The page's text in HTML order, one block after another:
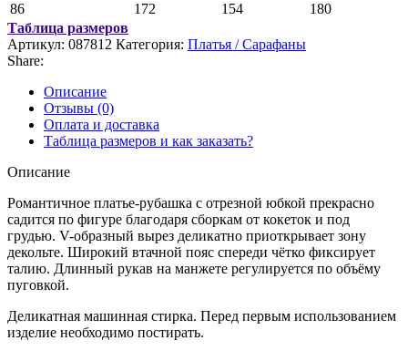
86
172 154
180
Таблица размеров
Артикул: 087812 Категория: Платья / Сарафаны
Share:
Описание
Отзывы (0)
Оплата и доставка
Таблица размеров и как заказать?
Описание
Романтичное платье-рубашка с отрезной юбкой прекрасно
садится по фигуре благодаря сборкам от кокеток и под
грудью. V-образный вырез деликатно приоткрывает зону
декольте. Широкий втачной пояс спереди чётко фиксирует
талию. Длинный рукав на манжете регулируется по объёму
пуговкой.
Деликатная машинная стирка. Перед первым использованием
изделие необходимо постирать.